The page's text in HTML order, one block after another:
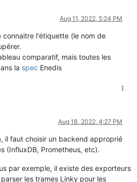
Aug 11, 2022, 5:24 PM
connaitre l'étiquette (le nom de
comparatif, mais toutes les
la spec Enedis
Aug 18, 2022, 4:27 PM
il faut choisir un backend approprié
(InfluxDB, Prometheus, etc).
par exemple, il existe des exporteurs
les trames Linky pour les